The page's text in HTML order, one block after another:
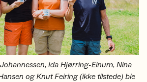
Ida Hjørring-Einum, Nina
og Knut Feiring (ikke tilstede) ble